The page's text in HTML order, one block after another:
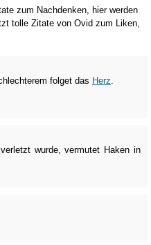
zum Nachdenken, hier werden
tolle Zitate von Ovid zum Liken,
folget das Herz
wurde, vermutet Haken in